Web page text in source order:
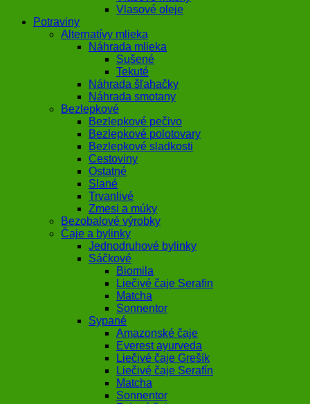
Vlasové oleje
Potraviny
Alternatívy mlieka
Náhrada mlieka
Sušené
Tekuté
Náhrada šľahačky
Náhrada smotany
Bezlepkové
Bezlepkové pečivo
Bezlepkové polotovary
Bezlepkové sladkosti
Cestoviny
Ostatné
Slané
Trvanlivé
Zmesi a múky
Bezobalové výrobky
Čaje a bylinky
Jednodruhové bylinky
Sáčkové
Biomila
Liečivé čaje Serafin
Matcha
Sonnentor
Sypané
Amazonské čaje
Everest ayurveda
Liečivé čaje Grešík
Liečivé čaje Serafín
Matcha
Sonnentor